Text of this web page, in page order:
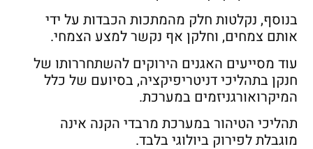
בנוסף, נקלטות חלק מהמתכות הכבדות על ידי
אותם צמחים, וחלקן אף נקשר למצע הצמחי.
עוד מסייעים האגנים הירוקים להשתחררותו של
חנקן בתהליכי דניטריפיקציה, בסיועם של כלל
המיקרואורגניזמים במערכת.
תהליכי הטיהור במערכת מרבדי הקנה אינה
מוגבלת לפירוק ביולוגי בלבד.